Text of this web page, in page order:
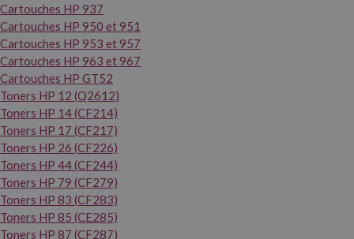
Cartouches HP 937
Cartouches HP 950 et 951
Cartouches HP 953 et 957
Cartouches HP 963 et 967
Cartouches HP GT52
Toners HP 12 (Q2612)
Toners HP 14 (CF214)
Toners HP 17 (CF217)
Toners HP 26 (CF226)
Toners HP 44 (CF244)
Toners HP 79 (CF279)
Toners HP 83 (CF283)
Toners HP 85 (CE285)
Toners HP 87 (CF287)